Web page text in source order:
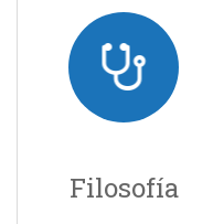
Filosofía